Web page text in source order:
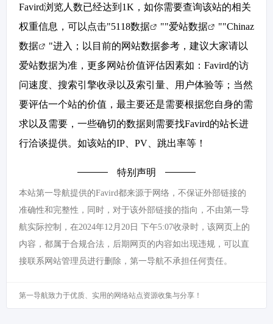
Favird浏览人数已经达到1K，如你需要查询该站的相关
权重信息，可以点击"5118数据 ""爱站数据 ""Chinaz
数据
"进入；以目前的网站数据参考，建议大家请以
爱站数据为准，更多网站价值评估因素如：Favird的访
问速度、搜索引擎收录以及索引量、用户体验等；当然
要评估一个站的价值，最主要还是需要根据您自身的需
求以及需要，一些确切的数据则需要找Favird的站长进
行洽谈提供。如该站的IP、PV、跳出率等！
特别声明
本站第一导航提供的Favird都来源于网络，不保证外部链接的
准确性和完整性，同时，对于该外部链接的指向，不由第一导
航实际控制，在2024年12月20日 下午5:07收录时，该网页上的
内容，都属于合规合法，后期网页的内容如出现违规，可以直
接联系网站管理员进行删除，第一导航不承担任何责任。
第一导航致力于优质、实用的网络站点资源收集与分享！